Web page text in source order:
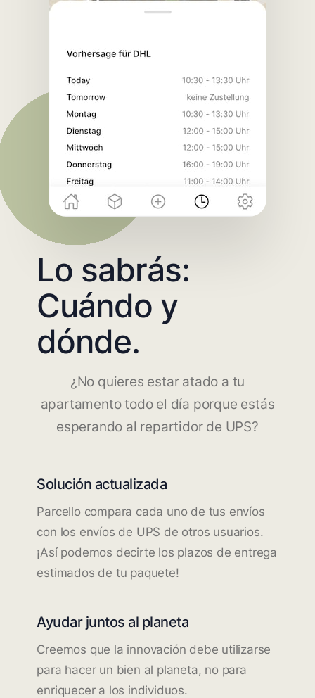
Lo sabrás:
Cuándo y
dónde.
¿No quieres estar atado a tu
apartamento todo el día porque estás
esperando al repartidor de UPS?
Solución actualizada
Parcello compara cada uno de tus envíos
con los envíos de UPS de otros usuarios.
¡Así podemos decirte los plazos de entrega
estimados de tu paquete!
Ayudar juntos al planeta
Creemos que la innovación debe utilizarse
para hacer un bien al planeta, no para
enriquecer a los individuos.